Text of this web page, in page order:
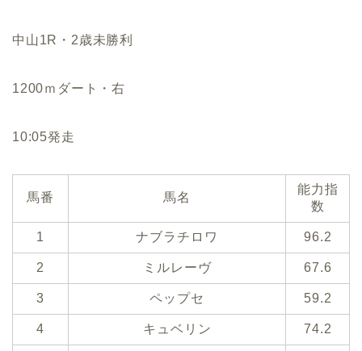
中山1R・2歳未勝利
1200ｍダート・右
10:05発走
馬番 馬名
能力指
数
1 ナブラチロワ 96.2
2 ミルレーヴ 67.6
3 ペップセ 59.2
4 キュベリン 74.2